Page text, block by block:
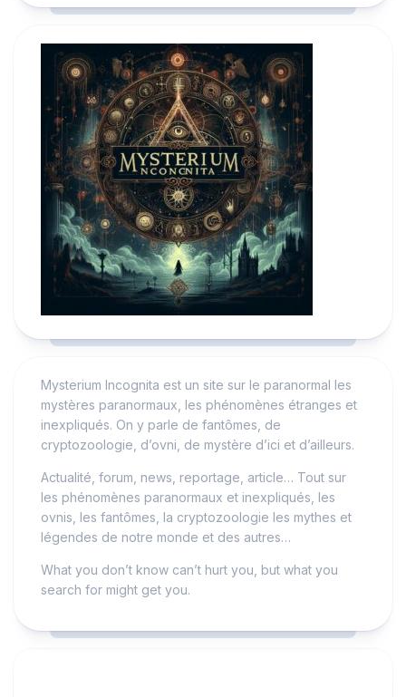
Mysterium Incognita est un site sur le paranormal les
mystères paranormaux, les phénomènes étranges et
inexpliqués. On y parle de fantômes, de
cryptozoologie, d’ovni, de mystère d’ici et d’ailleurs.
Actualité, forum, news, reportage, article… Tout sur
les phénomènes paranormaux et inexpliqués, les
ovnis, les fantômes, la cryptozoologie les mythes et
légendes de notre monde et des autres…
What you don’t know can’t hurt you, but what you
search for might get you.